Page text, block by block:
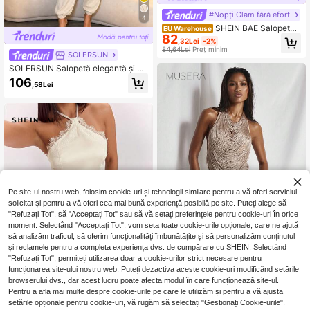
4
SOLERSUN
SOLERSUN Salopetă elegantă și se
xy pentru femei, cu decolteu adânc
în V, talie definită, crânguri înguste,
spate la vedere, model harem, cu b
uzunare laterale, salopetă chic de p
lajă, salopetă sexy halter cu decolte
u adânc în V și spate la vedere, pies
ă unică sexy pentru club, vacanțe p
e insulă și petreceri
106 ,58Lei
15
#Nopți Glam fără efort
EU Warehouse SHEIN BAE Salopetă s
trâmtă de petrecere de vară, seduc
ătoare, maro cafea, cu decolteu ad
ajă, club de noapte, cocktail, conce
rt și festival de muzică, pentru feme
82 ,32Lei -2%
84,64Lei Preț minim
11
MUSERA
EU Warehouse
MUSERA Top înalt, cu
guler înalt, drapat, cu franjuri, spate
deschis, mulat, drăguț, sexy, pentru
#3 Cele mai vândute în Noapte în oraș Topuri pentru femei
Pe site-ul nostru web, folosim cookie-uri și tehnologii similare pentru a vă oferi serviciul
solicitat și pentru a vă oferi cea mai bună experiență posibilă pe site. Puteți alege să
"Refuzați Tot", să "Acceptați Tot" sau să vă setați preferințele pentru cookie-uri în orice
moment. Selectând "Acceptați Tot", vom seta toate cookie-urile opționale, care ne ajută
să analizăm traficul, să oferim funcționalități îmbunătățite și să personalizăm conținutul
și reclamele pentru a completa experiența dvs. de cumpărare cu SHEIN. Selectând
"Refuzați Tot", permiteți utilizarea doar a cookie-urilor strict necesare pentru
funcționarea site-ului nostru web. Puteți dezactiva aceste cookie-uri modificând setările
browserului dvs., dar acest lucru poate afecta modul în care funcționează site-ul.
Pentru a afla mai multe despre cookie-urile pe care le utilizăm și pentru a vă ajusta
setările opționale pentru cookie-uri, vă rugăm să selectați "Gestionați Cookie-urile".